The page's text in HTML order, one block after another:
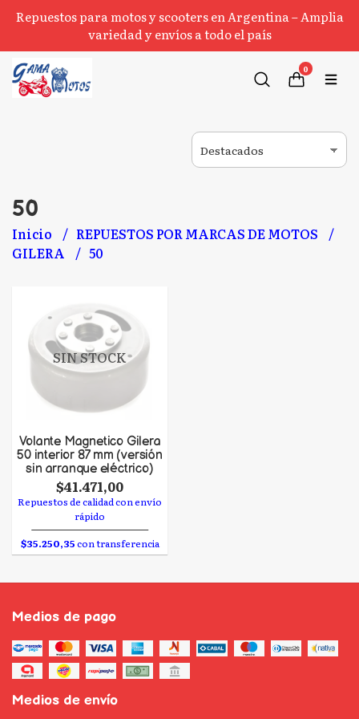
Repuestos para motos y scooters en Argentina – Amplia
variedad y envíos a todo el país
0
50
Inicio
REPUESTOS POR MARCAS DE MOTOS
GILERA
50
SIN STOCK
Volante Magnetico Gilera
50 interior 87 mm (versión
sin arranque eléctrico)
$41.471,00
Repuestos de calidad con envío
rápido
$35.250,35con transferencia
Medios de pago
Medios de envío